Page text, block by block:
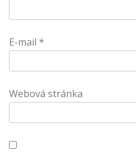
E-mail *
Webová stránka